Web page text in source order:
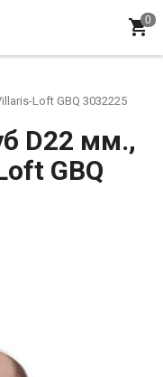
Loft GBQ 3032225
D22 мм.,
GBQ